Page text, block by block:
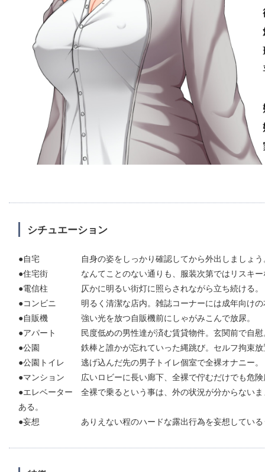
シチュエーション
●自宅 自身の姿をしっかり確認してから外出しましょう
●住宅街 なんてことのない通りも、服装次第ではリスキー
●電信柱 仄かに明るい街灯に照らされながら立ち続ける。
●コンビニ 明るく清潔な店内。雑誌コーナーには成年向け
●自販機 強い光を放つ自販機前にしゃがみこんで放尿。
●アパート 民度低めの男性達が済む賃貸物件。玄関前で自慰
●公園 鉄棒と誰かが忘れていった縄跳び。セルフ拘束放
●公園トイレ 逃げ込んだ先の男子トイレ個室で全裸オナニー。
●マンション 広いロビーに長い廊下、全裸で佇むだけでも危険
●エレベーター 全裸で乗るという事は、外の状況が分からない
ある。
●妄想 ありえない程のハードな露出行為を妄想している